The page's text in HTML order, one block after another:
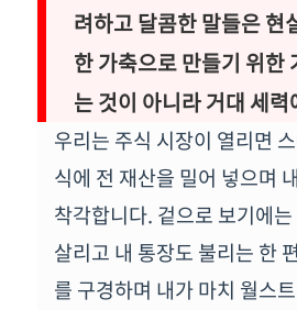
려하고 달콤한 말들은 현
한 가축으로 만들기 위한
는 것이 아니라 거대 세
우리는 주식 시장이 열리면
식에 전 재산을 밀어 넣으며
착각합니다. 겉으로 보기에
살리고 내 통장도 불리는 한
를 구경하며 내가 마치 월스